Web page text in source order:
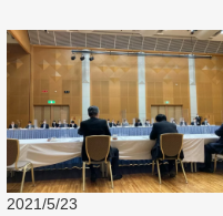
2021/5/23